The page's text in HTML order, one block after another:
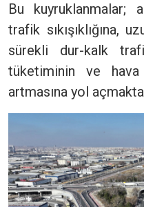
Bu kuyruklanmalar;
trafik sıkışıklığına,
sürekli dur-kalk
tüketiminin ve
artmasına yol